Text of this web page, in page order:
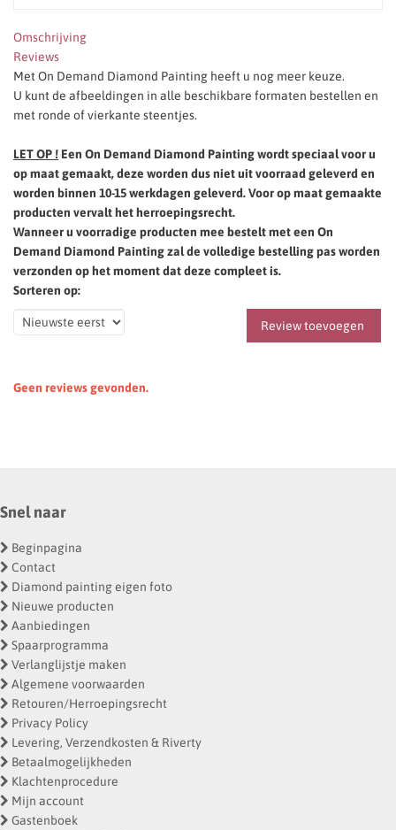
Omschrijving
Reviews
Met On Demand Diamond Painting heeft u nog meer keuze.
U kunt de afbeeldingen in alle beschikbare formaten bestellen en
met ronde of vierkante steentjes.
LET OP ! Een On Demand Diamond Painting wordt speciaal voor u
op maat gemaakt, deze worden dus niet uit voorraad geleverd en
worden binnen 10-15 werkdagen geleverd. Voor op maat gemaakte
producten vervalt het herroepingsrecht.
Wanneer u voorradige producten mee bestelt met een On
Demand Diamond Painting zal de volledige bestelling pas worden
verzonden op het moment dat deze compleet is.
Sorteren op:
Review toevoegen
Geen reviews gevonden.
Snel naar
Beginpagina
Contact
Diamond painting eigen foto
Nieuwe producten
Aanbiedingen
Spaarprogramma
Verlanglijstje maken
Algemene voorwaarden
Retouren/Herroepingsrecht
Privacy Policy
Levering, Verzendkosten & Riverty
Betaalmogelijkheden
Klachtenprocedure
Mijn account
Gastenboek